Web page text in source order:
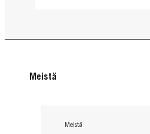
Meistä
Meistä